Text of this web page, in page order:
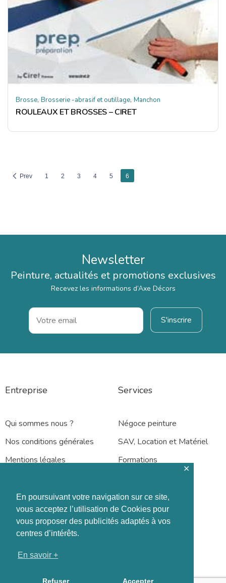
En poursuivant votre navigation sur ce site,
vous acceptez l’utilisation de Cookies pour
vous proposer des publicités adaptés à vos
centres d’intérêts.
En savoir +
Refuser Accepter
✕
Brosse, Brosserie -abrasif et outillage, Manchon
ROULEAUX ET BROSSES – CIRET
Prev 1 2 3 4 5 6
Newsletter
Peinture, actualités et promotions exclusives
Recevez les informations d’Axe Décors
Entreprise
Qui sommes nous ?
Nos conditions générales
Mentions légales
Services
Négoce peinture
SAV, Location et Matériel
Formations
Rennes – Nantes